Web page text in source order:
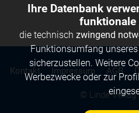
© Linde Verlag
Kontakt Impressum AGB
Ihre Datenbank
funktionale
die technisch zwingend
Funktionsumfang
sicherzustellen. Weitere
Werbezwecke oder zur